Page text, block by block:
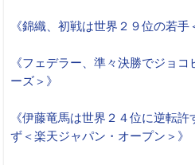
《錦織、初戦は世界２９位の若手
《フェデラー、準々決勝でジョ
ーズ＞》
《伊藤竜馬は世界２４位に逆転
ず＜楽天ジャパン・オープン＞》